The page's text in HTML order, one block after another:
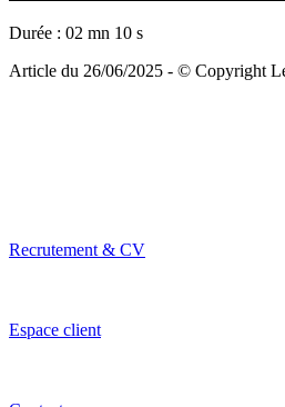
Durée : 02 mn 10 s
Article du 26/06/2025 - © Copyright
Recrutement & CV
Espace client